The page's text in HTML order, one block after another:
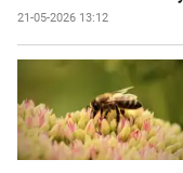
21-05-2026 13:12